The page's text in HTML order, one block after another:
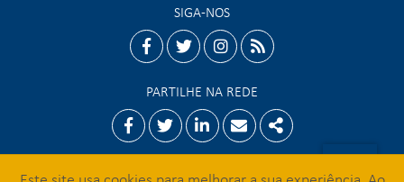
SIGA-NOS
facebooktwitterinstagram
rss
PARTILHE NA REDE
FacebookTwitterLinkedinEmailShare